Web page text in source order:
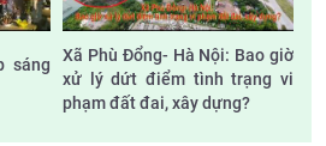
sáng
Xã Phù Đổng- Hà Nội: Bao giờ
xử lý dứt điểm tình trạng vi
phạm đất đai, xây dựng?